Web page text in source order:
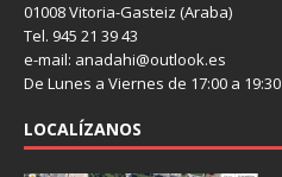
01008 Vitoria-Gasteiz (Araba)
Tel. 945 21 39 43
e-mail: anadahi@outlook.es
De Lunes a Viernes de 17:00 a 19:30
LOCALÍZANOS